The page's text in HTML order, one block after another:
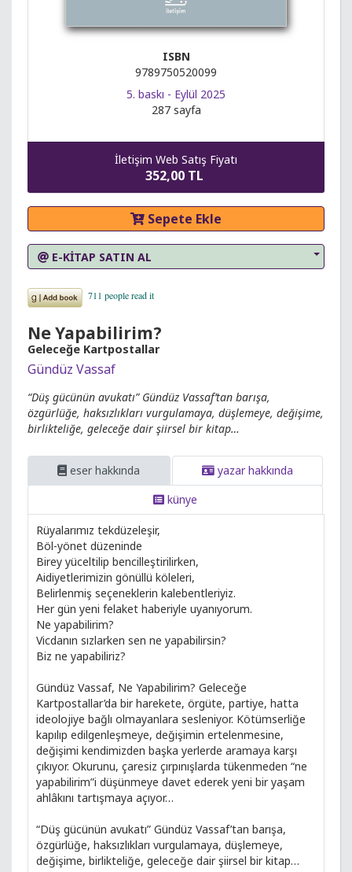
ISBN
9789750520099
5. baskı - Eylül 2025
287 sayfa
İletişim Web Satış Fiyatı
352,00 TL
Sepete Ekle
E-KİTAP SATIN AL
Ne Yapabilirim?
Geleceğe Kartpostallar
Gündüz Vassaf
“Düş gücünün avukatı” Gündüz Vassaf’tan barışa,
özgürlüğe, haksızlıkları vurgulamaya, düşlemeye, değişime,
birlikteliğe, geleceğe dair şiirsel bir kitap…
eser hakkında
yazar hakkında
künye
Rüyalarımız tekdüzeleşir,
Böl-yönet düzeninde
Birey yüceltilip bencilleştirilirken,
Aidiyetlerimizin gönüllü köleleri,
Belirlenmiş seçeneklerin kalebentleriyiz.
Her gün yeni felaket haberiyle uyanıyorum.
Ne yapabilirim?
Vicdanın sızlarken sen ne yapabilirsin?
Biz ne yapabiliriz?
Gündüz Vassaf, Ne Yapabilirim? Geleceğe
Kartpostallar’da bir harekete, örgüte, partiye, hatta
ideolojiye bağlı olmayanlara sesleniyor. Kötümserliğe
kapılıp edilgenleşmeye, değişimin ertelenmesine,
değişimi kendimizden başka yerlerde aramaya karşı
çıkıyor. Okurunu, çaresiz çırpınışlarda tükenmeden “ne
yapabilirim”i düşünmeye davet ederek yeni bir yaşam
ahlâkını tartışmaya açıyor…
“Düş gücünün avukatı” Gündüz Vassaf’tan barışa,
özgürlüğe, haksızlıkları vurgulamaya, düşlemeye,
değişime, birlikteliğe, geleceğe dair şiirsel bir kitap…